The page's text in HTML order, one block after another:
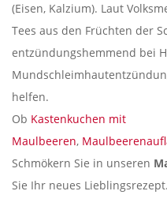
(Eisen, Kalzium). Laut
Tees aus den Früchten der
entzündungshemmend bei
helfen.
Ob Kastenkuchen mit
Maulbeeren,
Schmökern Sie in unseren
Sie Ihr neues Lieblingsrezept.